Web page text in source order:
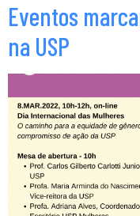
Eventos
na USP